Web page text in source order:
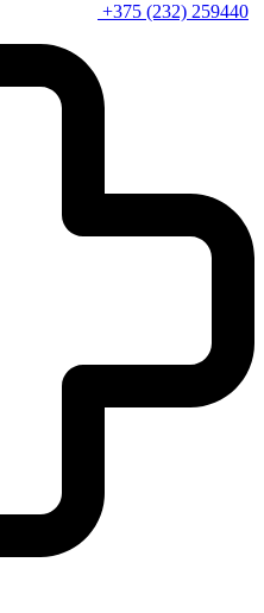
+375 (232) 259440